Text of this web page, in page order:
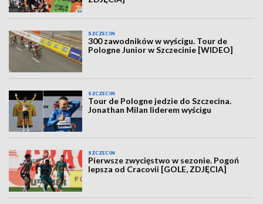
SZCZECIN
300 zawodników w wyścigu. Tour de
Pologne Junior w Szczecinie [WIDEO]
SZCZECIN
Tour de Pologne jedzie do Szczecina.
Jonathan Milan liderem wyścigu
SZCZECIN
Pierwsze zwycięstwo w sezonie. Pogoń
lepsza od Cracovii [GOLE, ZDJĘCIA]